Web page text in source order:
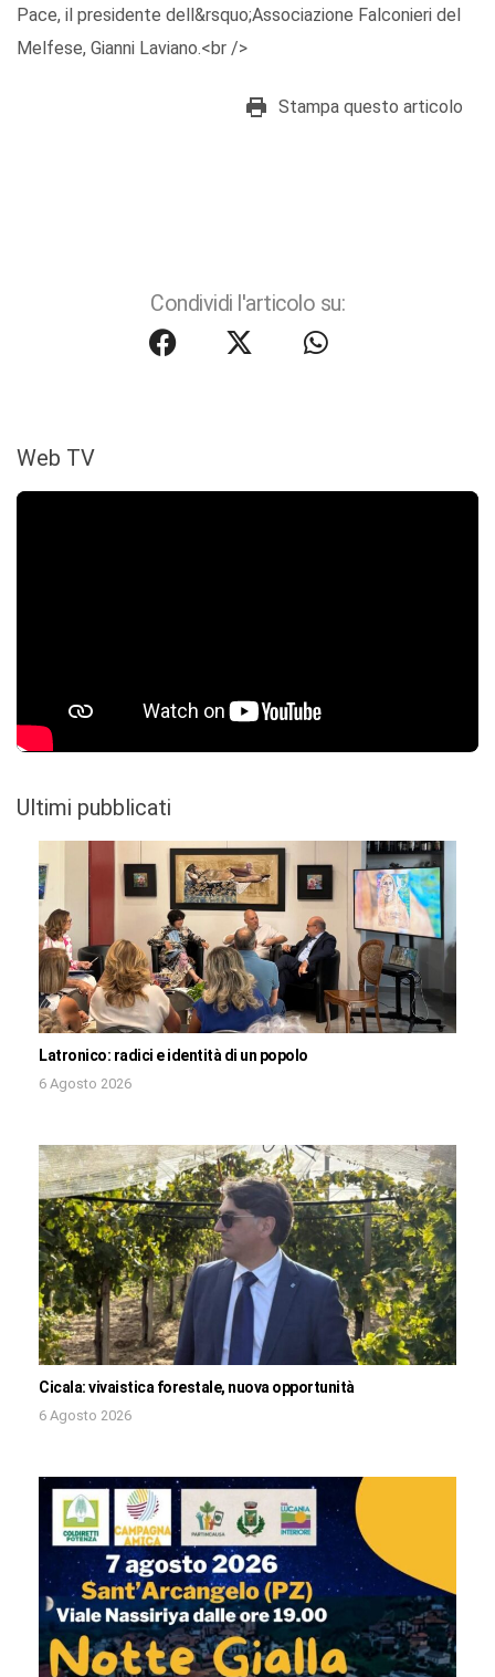
Pace, il presidente dell&rsquo;Associazione Falconieri del
Melfese, Gianni Laviano.<br />
Stampa questo articolo
Condividi l'articolo su:
Web TV
Ultimi pubblicati
Latronico: radici e identità di un popolo
6 Agosto 2026
Cicala: vivaistica forestale, nuova opportunità
6 Agosto 2026